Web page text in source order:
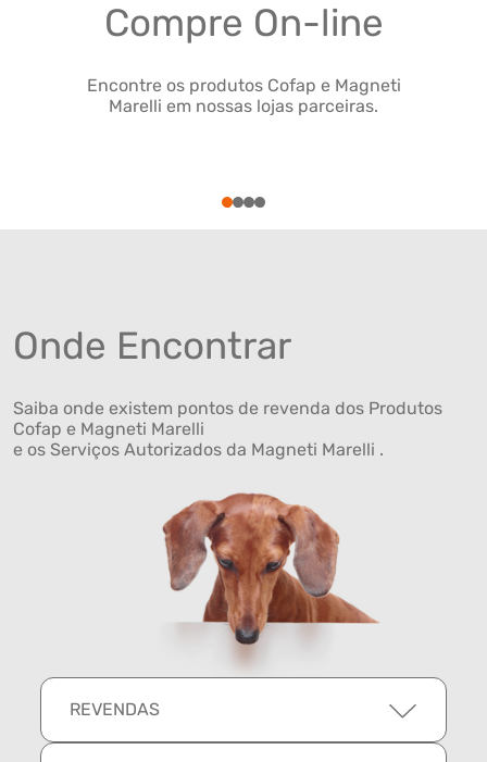
Compre On-line
Encontre os produtos Cofap e Magneti
Marelli em nossas lojas parceiras.
1234
Onde Encontrar
Saiba onde existem pontos de revenda dos Produtos
Cofap e Magneti Marelli
e os Serviços Autorizados da Magneti Marelli .
REVENDAS